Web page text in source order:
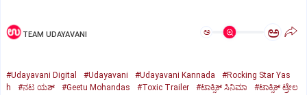
TEAM UDAYAVANI ಅ ಅ
#Udayavani Digital #Udayavani #Udayavani Kannada
#Rocking Star Yas
h
#ನಟ ಯಶ್‌ #Geetu Mohandas #Toxic Trailer #ಟಾಕ್ಸಿಕ್‌ ಸಿನಿಮಾ
#ಟಾಕ್ಸಿಕ್‌ ಟ್ರೇಲ